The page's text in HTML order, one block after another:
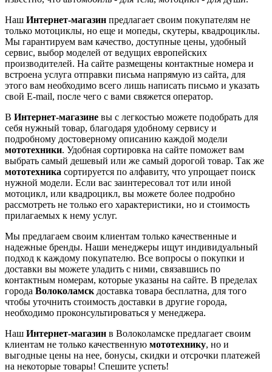
Наш Интернет-магазин предлагает своим покупателям не
только мотоциклы, но еще и мопеды, скутеры, квадроциклы.
Мы гарантируем вам качество, доступные цены, удобный
сервис, выбор моделей от ведущих европейских
производителей. На сайте размещены контактные номера и
встроена услуга отправки письма напрямую из сайта, для
этого вам необходимо всего лишь написать письмо и указать
свой E-mail, после чего с вами свяжется оператор.
В Интернет-магазине вы с легкостью можете подобрать для
себя нужный товар, благодаря удобному сервису и
подробному достоверному описанию каждой модели
мототехники. Удобная сортировка на сайте поможет вам
выбрать самый дешевый или же самый дорогой товар. Так же
мототехника сортируется по алфавиту, что упрощает поиск
нужной модели. Если вас заинтересовал тот или иной
мотоцикл, или квадроцикл, вы можете более подробно
рассмотреть не только его характеристики, но и стоимость
прилагаемых к нему услуг.
Мы предлагаем своим клиентам только качественные и
надежные бренды. Наши менеджеры ищут индивидуальный
подход к каждому покупателю. Все вопросы о покупки и
доставки вы можете уладить с ними, связавшись по
контактным номерам, которые указаны на сайте. В пределах
города Волоколамск доставка товара бесплатна, для того
чтобы уточнить стоимость доставки в другие города,
необходимо проконсультироваться у менеджера.
Наш Интернет-магазин в Волоколамске предлагает своим
клиентам не только качественную мототехнику, но и
выгодные цены на нее, бонусы, скидки и отсрочки платежей
на некоторые товары! Спешите успеть!